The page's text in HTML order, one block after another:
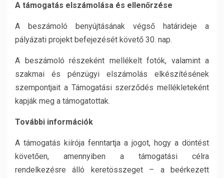
A támogatás elszámolása és ellenőrzése
A beszámoló benyújtásának végső határideje a
pályázati projekt befejezését követő 30. nap.
A beszámoló részeként mellékelt fotók, valamint a
szakmai és pénzügyi elszámolás elkészítésének
szempontjait a Támogatási szerződés mellékleteként
kapják meg a támogatottak.
További információk
A támogatás kiírója fenntartja a jogot, hogy a döntést
követően, amennyiben a támogatási célra
rendelkezésre álló keretösszeget – a beérkezett